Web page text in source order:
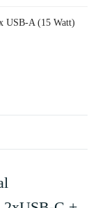
USB-A (15 Watt)